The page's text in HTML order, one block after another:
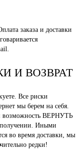
заказа и доставки
И ВОЗВРАТ
Все риски
мы берем на себя.
ВЕРНУТЬ
Иными
во время доставки, мы
редки!